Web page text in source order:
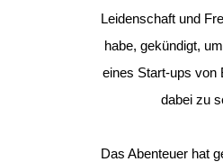
Leidenschaft und
habe, gekündigt,
eines Start-ups von
dabei zu
Das Abenteuer hat